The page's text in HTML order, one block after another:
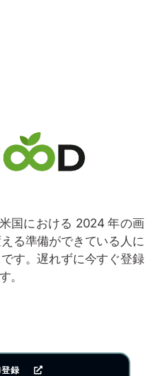
国における 2024 年の画
る準備ができている人に
す。遅れずに今すぐ登録
。
録